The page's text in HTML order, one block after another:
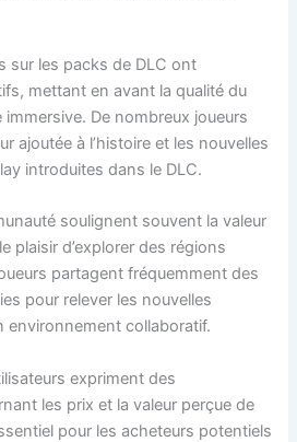
sur les packs de DLC ont
mettant en avant la qualité du
immersive. De nombreux joueurs
ajoutée à l’histoire et les nouvelles
introduites dans le DLC.
soulignent souvent la valeur
plaisir d’explorer des régions
partagent fréquemment des
pour relever les nouvelles
environnement collaboratif.
expriment des
les prix et la valeur perçue de
pour les acheteurs potentiels